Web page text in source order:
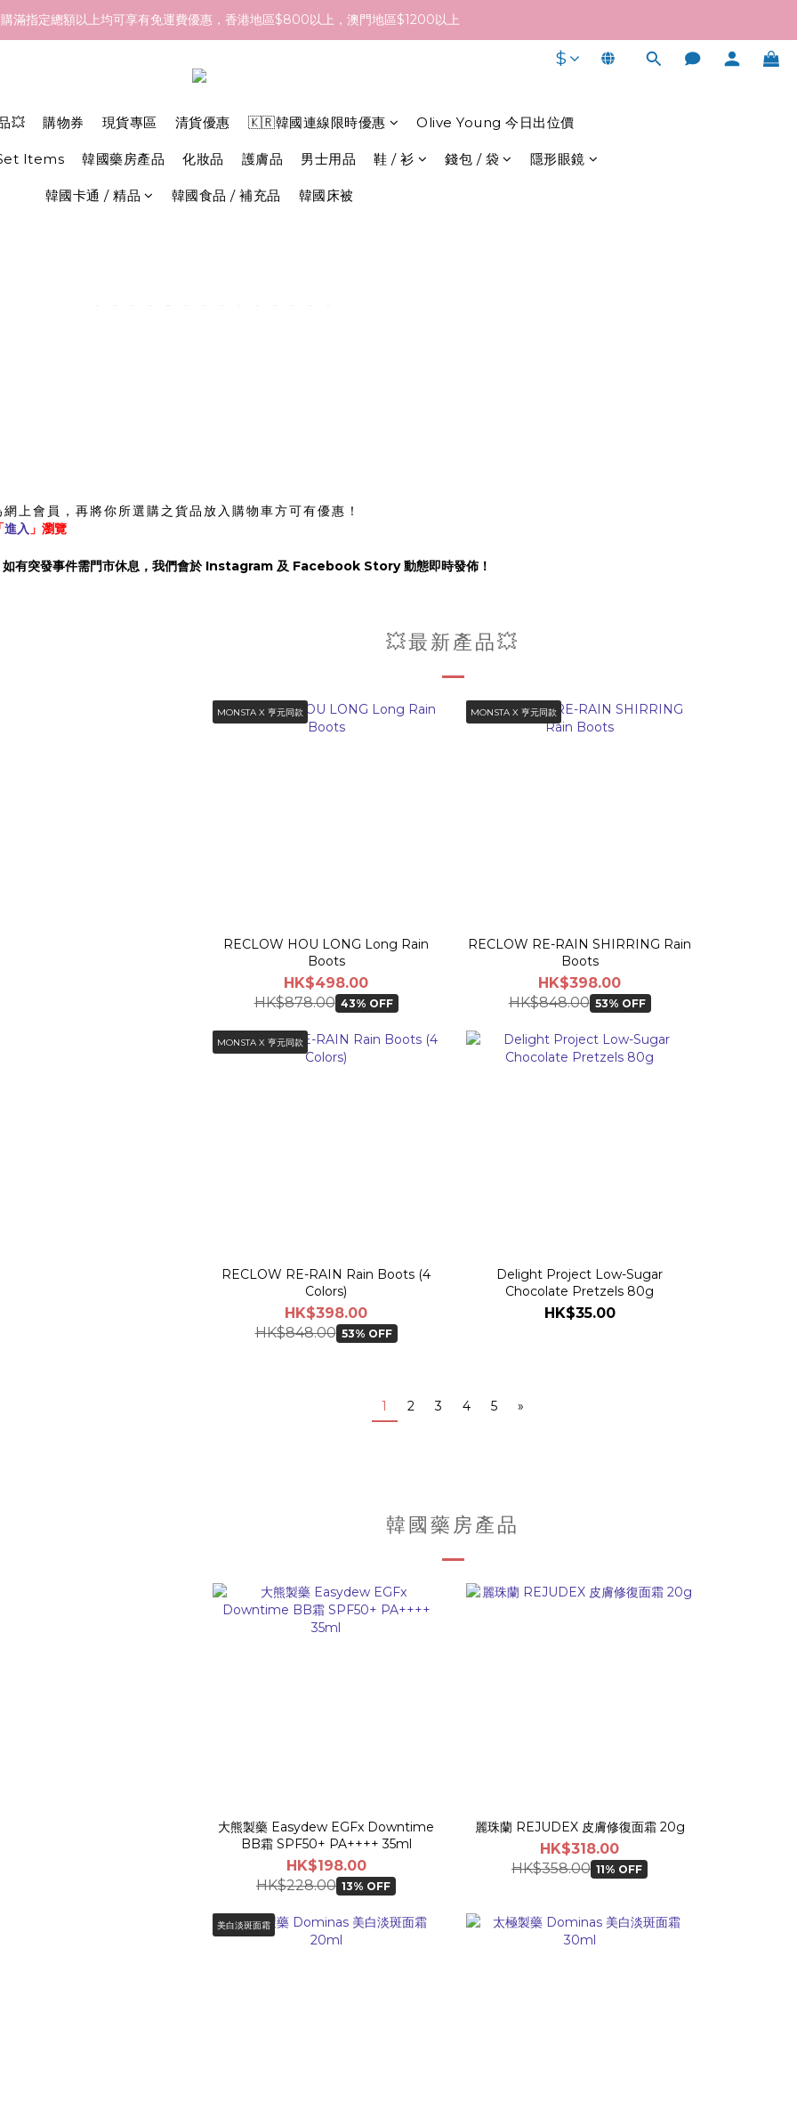
Aug 期間訂貨，預計於 26/Aug 到港，最終亦要視乎各品牌最終發貨日子及出貨速度而定。
滿指定總額以上均可享有免運費優惠，香港地區$800以上，澳門地區$1200以上
$
💥 購物券 現貨專區 清貨優惠 🇰🇷韓國連線限時優惠 Olive Young 今日出位價
Items 韓國藥房產品 化妝品 護膚品 男士用品 鞋 / 衫 錢包 / 袋 隱形眼鏡
韓國卡通 / 精品 韓國食品 / 補充品 韓國床被
上會員，再將你所選購之貨品放入購物車方可有優惠！
進入 」瀏覽
突發事件需門市休息，我們會於 Instagram 及 Facebook Story 動態即時發佈！
💥最新產品💥
MONSTA X 亨元同款
RECLOW HOU LONG Long Rain
Boots
HK$498.00
HK$878.00 43% OFF
MONSTA X 亨元同款
RECLOW RE-RAIN SHIRRING Rain
Boots
HK$398.00
HK$848.00 53% OFF
MONSTA X 亨元同款
RECLOW RE-RAIN Rain Boots (4
Colors)
HK$398.00
HK$848.00 53% OFF
Delight Project Low-Sugar
Chocolate Pretzels 80g
HK$35.00
1 2 3 4 5 »
韓國藥房產品
大熊製藥 Easydew EGFx Downtime
BB霜 SPF50+ PA++++ 35ml
HK$198.00
HK$228.00 13% OFF
麗珠蘭 REJUDEX 皮膚修復面霜 20g
HK$318.00
HK$358.00 11% OFF
美白淡斑面霜